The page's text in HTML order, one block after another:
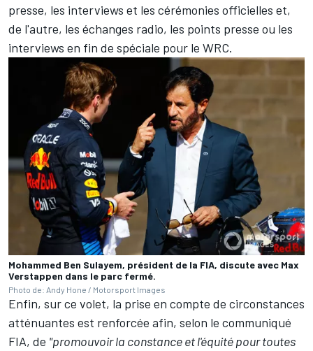
presse, les interviews et les cérémonies officielles et,
de l'autre, les échanges radio, les points presse ou les
interviews en fin de spéciale pour le WRC.
Mohammed Ben Sulayem, président de la FIA, discute avec Max
Verstappen dans le parc fermé.
Photo de: Andy Hone / Motorsport Images
Enfin, sur ce volet, la prise en compte de circonstances
atténuantes est renforcée afin, selon le communiqué
FIA, de "promouvoir la constance et l'équité pour toutes